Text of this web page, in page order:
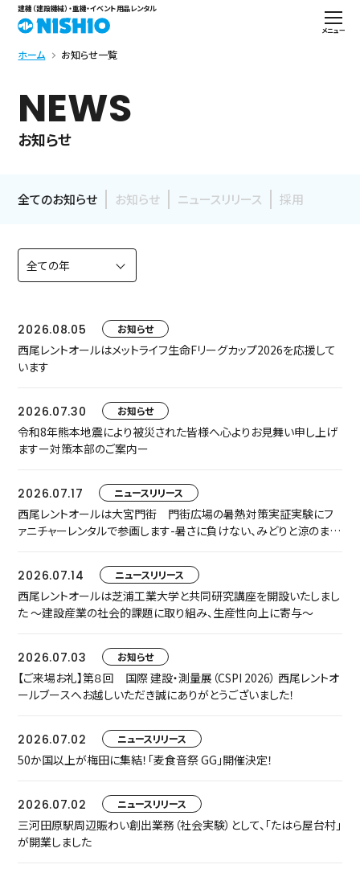
建機（建設機械）・重機・イベント用品レンタル
メニュー
ホーム お知らせ一覧
NEWS
お知らせ
全てのお知らせ お知らせ ニュースリリース 採用
2026.08.05 お知らせ
西尾レントオールはメットライフ生命Fリーグカップ2026を応援して
います
2026.07.30 お知らせ
令和8年熊本地震により被災された皆様へ心よりお見舞い申し上げ
ますー対策本部のご案内ー
2026.07.17 ニュースリリース
西尾レントオールは大宮門街 門街広場の暑熱対策実証実験にフ
ァニチャーレンタルで参画します-暑さに負けない、みどりと涼のまち
2026.07.14
ニュースリリース
西尾レントオールは芝浦工業大学と共同研究講座を開設いたしまし
た ～建設産業の社会的課題に取り組み、生産性向上に寄与～
2026.07.03 お知らせ
【ご来場お礼】第８回 国際 建設・測量展（CSPI 2026） 西尾レントオ
ールブースへお越しいただき誠にありがとうございました！
2026.07.02 ニュースリリース
50か国以上が梅田に集結！「麦食音祭 GG」開催決定！
2026.07.02 ニュースリリース
三河田原駅周辺賑わい創出業務（社会実験）として、「たはら屋台村」
が開業しました